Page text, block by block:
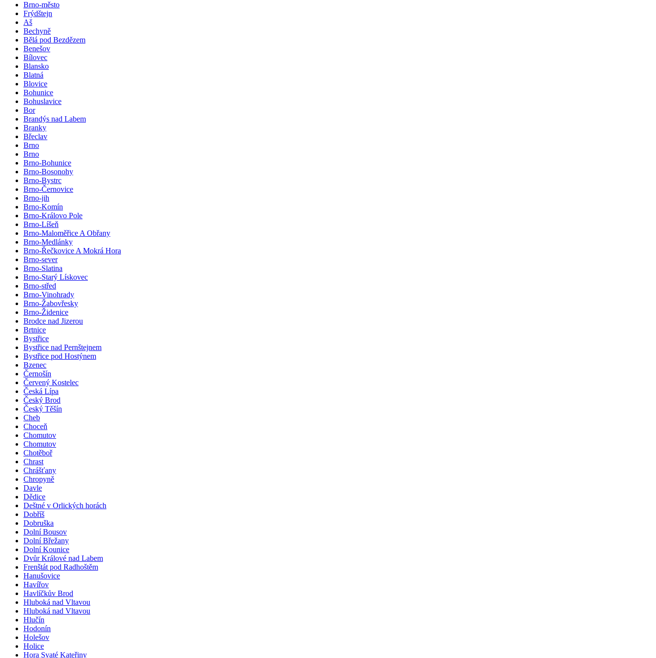
Brno-město
Frýdštejn
Aš
Bechyně
Bělá pod Bezdězem
Benešov
Bílovec
Blansko
Blatná
Blovice
Bohunice
Bohuslavice
Bor
Brandýs nad Labem
Branky
Břeclav
Brno
Brno
Brno-Bohunice
Brno-Bosonohy
Brno-Bystrc
Brno-Černovice
Brno-jih
Brno-Komín
Brno-Královo Pole
Brno-Líšeň
Brno-Maloměřice A Obřany
Brno-Medlánky
Brno-Řečkovice A Mokrá Hora
Brno-sever
Brno-Slatina
Brno-Starý Lískovec
Brno-střed
Brno-Vinohrady
Brno-Žabovřesky
Brno-Židenice
Brodce nad Jizerou
Brtnice
Bystřice
Bystřice nad Pernštejnem
Bystřice pod Hostýnem
Bzenec
Černošín
Červený Kostelec
Česká Lípa
Český Brod
Český Těšín
Cheb
Choceň
Chomutov
Chomutov
Chotěboř
Chrast
Chrášťany
Chropyně
Davle
Dědice
Deštné v Orlických horách
Dobříš
Dobruška
Dolní Bousov
Dolní Břežany
Dolní Kounice
Dvůr Králové nad Labem
Frenštát pod Radhoštěm
Hanušovice
Havířov
Havlíčkův Brod
Hluboká nad Vltavou
Hluboká nad Vltavou
Hlučín
Hodonín
Holešov
Holice
Hora Svaté Kateřiny